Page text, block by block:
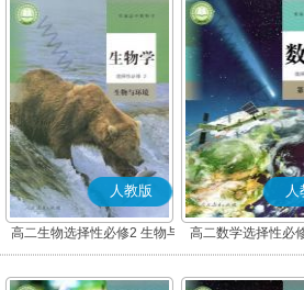
人教版
高二生物选择性必修2 生物与
环境
人
高二数学选择性必
(A版)